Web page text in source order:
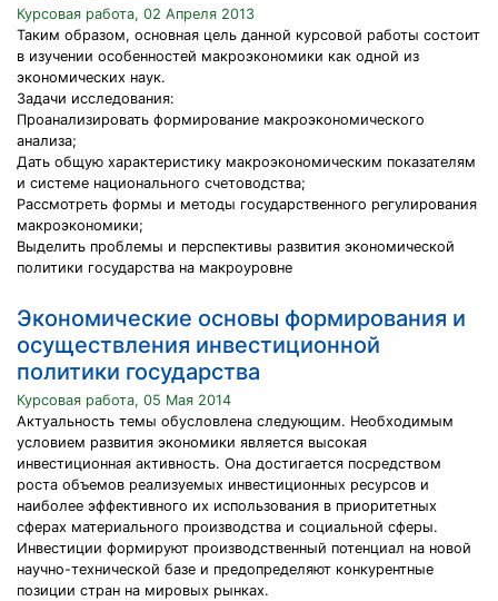
Курсовая работа, 02 Апреля 2013
Таким образом, основная цель данной курсовой работы состоит
в изучении особенностей макроэкономики как одной из
экономических наук.
Задачи исследования:
Проанализировать формирование макроэкономического
анализа;
Дать общую характеристику макроэкономическим показателям
и системе национального счетоводства;
Рассмотреть формы и методы государственного регулирования
макроэкономики;
Выделить проблемы и перспективы развития экономической
политики государства на макроуровне
Экономические основы формирования и
осуществления инвестиционной
политики государства
Курсовая работа, 05 Мая 2014
Актуальность темы обусловлена следующим. Необходимым
условием развития экономики является высокая
инвестиционная активность. Она достигается посредством
роста объемов реализуемых инвестиционных ресурсов и
наиболее эффективного их использования в приоритетных
сферах материального производства и социальной сферы.
Инвестиции формируют производственный потенциал на новой
научно-технической базе и предопределяют конкурентные
позиции стран на мировых рынках.